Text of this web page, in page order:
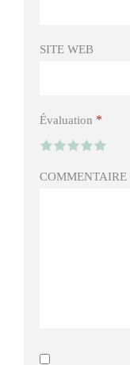
SITE WEB
Évaluation *
COMMENTAIRE